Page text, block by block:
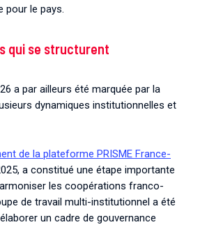
pour le pays.
qui se structurent
a par ailleurs été marquée par la
dynamiques institutionnelles et
de la plateforme PRISME France-
a constitué une étape importante
les coopérations franco-
de travail multi-institutionnel a été
un cadre de gouvernance